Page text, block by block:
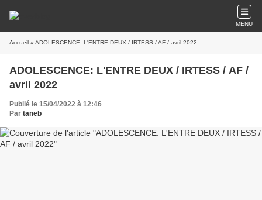
MENU
Accueil » ADOLESCENCE: L'ENTRE DEUX / IRTESS / AF / avril 2022
ADOLESCENCE: L'ENTRE DEUX / IRTESS / AF /
avril 2022
Publié le 15/04/2022 à 12:46
Par taneb